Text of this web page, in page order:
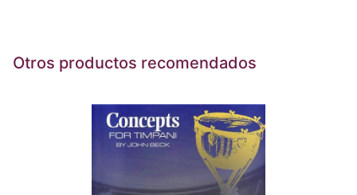
Otros productos recomendados